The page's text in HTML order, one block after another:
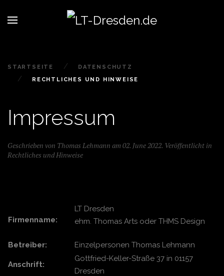
STARTSEITE
DATENSCHUTZ
RECHTLICHES UND HINWEISE
Impressum
Geschrieben von Thomas Lehmann am 02. June 2022. Veröffentlicht in
Rechtliches und Hinweise
Firmenname:
LT Dresden
ehm. Thomas Arts oder THMS Design
Betreiber: Einzelpersonen Thomas Lehmann
Anschrift:
Gottfried-Keller-Straße 37 in 01157
Dresden